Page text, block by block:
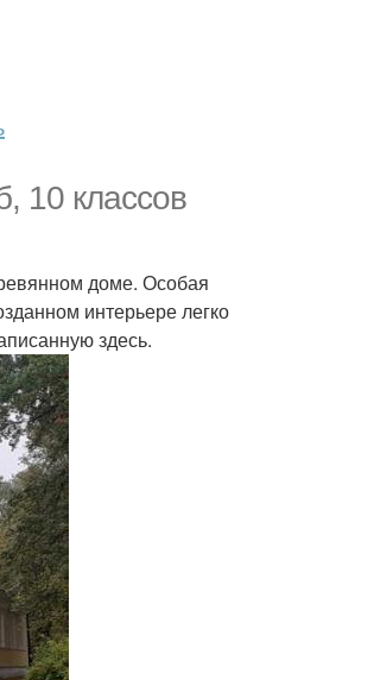
10 классов
доме. Особая
интерьере легко
здесь.